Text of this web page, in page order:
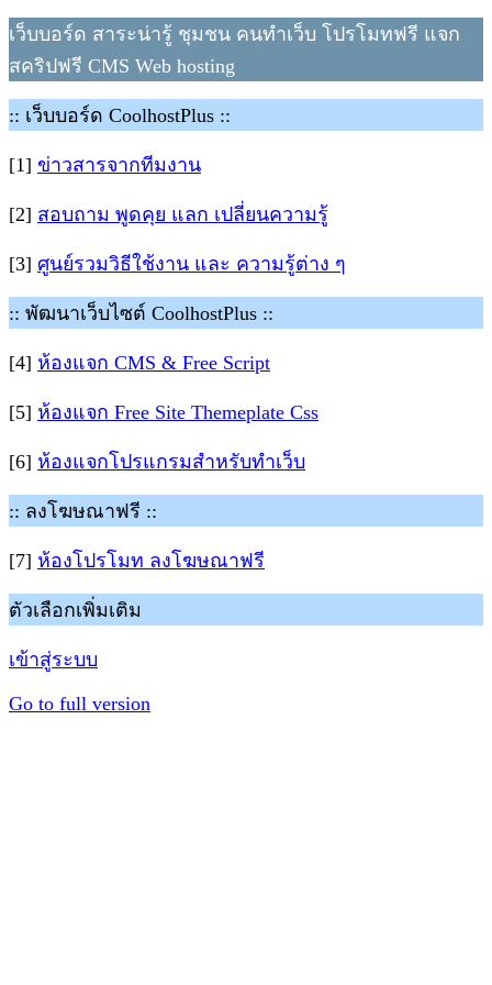
เว็บบอร์ด สาระน่ารู้ ชุมชน คนทำเว็บ โปรโมทฟรี แจก
สคริปฟรี CMS Web hosting
:: เว็บบอร์ด CoolhostPlus ::
[1] ข่าวสารจากทีมงาน
[2] สอบถาม พูดคุย แลก เปลี่ยนความรู้
[3] ศูนย์รวมวิธีใช้งาน และ ความรู้ต่าง ๆ
:: พัฒนาเว็บไซต์ CoolhostPlus ::
[4] ห้องแจก CMS & Free Script
[5] ห้องแจก Free Site Themeplate Css
[6] ห้องแจกโปรแกรมสำหรับทำเว็บ
:: ลงโฆษณาฟรี ::
[7] ห้องโปรโมท ลงโฆษณาฟรี
ตัวเลือกเพิ่มเติม
เข้าสู่ระบบ
Go to full version